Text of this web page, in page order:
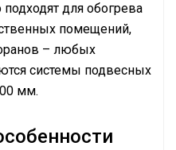
для обогрева
помещений,
– любых
системы подвесных
мм.